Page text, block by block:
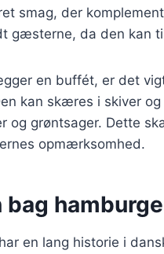
smag, der
gæsterne, da den kan
en buffét, er det
kan skæres i skiver
og grøntsager. Dette
opmærksomhed.
bag
en lang historie i